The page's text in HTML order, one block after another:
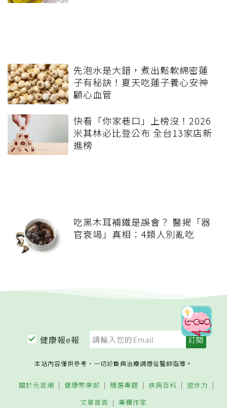
先泡水是大錯，煮出鬆軟綿密蓮
子有秘訣！夏天吃蓮子養心安神
顧心血管
快看「你家巷口」上榜沒！2026
米其林必比登公布 全台13家店新
進榜
吃黑木耳補鐵是誤會？ 醫揭「器
官衰竭」真相：4類人別亂吃
健康報e報
本站內容僅供參考，一切診斷與治療請遵從醫師指導。
關於元氣網 健康聚樂部 精選專題 疾病百科
退休力
文章首頁
專欄作家